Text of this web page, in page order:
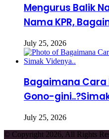
Mengurus Balik
Nama KPR,
July 25, 2026
Bagaimana
Gono-
July 25, 2026
© Copyright 2026, All Rights